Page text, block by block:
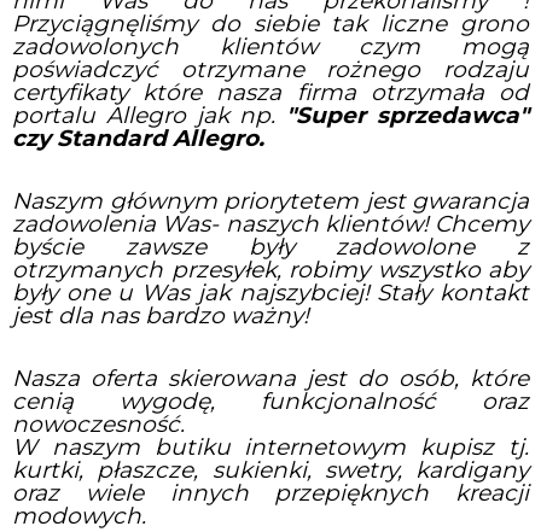
Przyciągnęliśmy do siebie tak liczne grono
zadowolonych klientów czym mogą
poświadczyć otrzymane rożnego rodzaju
certyfikaty które nasza firma otrzymała od
portalu Allegro jak np. "Super sprzedawca"
czy Standard Allegro.
Naszym głównym priorytetem jest gwarancja
zadowolenia Was- naszych klientów! Chcemy
byście zawsze były zadowolone z
otrzymanych przesyłek, robimy wszystko aby
były one u Was jak najszybciej! Stały kontakt
jest dla nas bardzo ważny!
Nasza oferta skierowana jest do osób, które
cenią wygodę, funkcjonalność oraz
nowoczesność.
W naszym butiku internetowym kupisz tj.
kurtki, płaszcze, sukienki, swetry, kardigany
oraz wiele innych przepięknych kreacji
modowych.